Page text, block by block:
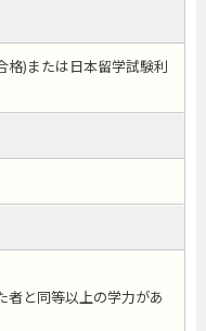
格)または日本留学試験利
者と同等以上の学力があ